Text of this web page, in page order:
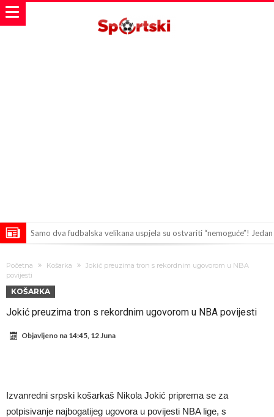
Samo dva fudbalska velikana uspjela su ostvariti “nemoguće”! Jedan
Atletico prati situaciju.
GOTOVO JE! Čelsi dovodi novog lijevog beka – transfer vrijedan 21
milion eura
Atletico Madrid donosi neočekivanu odluku!
Rafael Leao dobio novu ponudu iz Turske
U Firenci poludili za Mastantounom
niko do sada, bolje je da ne dolazi u Madrid!
Pobijedio Đokovića nakon 0:2 na Rolan Garosu, sada je dao
Početna Košarka
Jokić preuzima tron s rekordnim ugovorom u NBA
povijesti
KOŠARKA
Jokić preuzima tron s rekordnim ugovorom u NBA povijesti
Objavljeno na 14:45, 12 Juna
Izvanredni srpski košarkaš Nikola Jokić priprema se za
potpisivanje najbogatijeg ugovora u povijesti NBA lige, s